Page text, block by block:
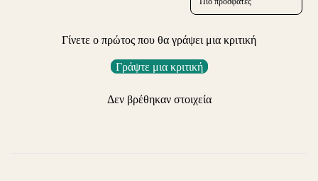
Γίνετε ο πρώτος που θα γράψει μια κριτική
Γράψτε μια κριτική
Δεν βρέθηκαν στοιχεία